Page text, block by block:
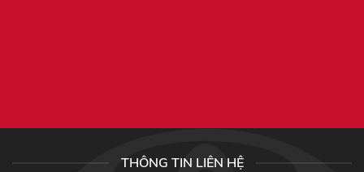
THÔNG TIN LIÊN HỆ